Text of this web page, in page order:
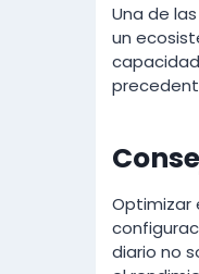
Una de
un
Optimizar
diario no